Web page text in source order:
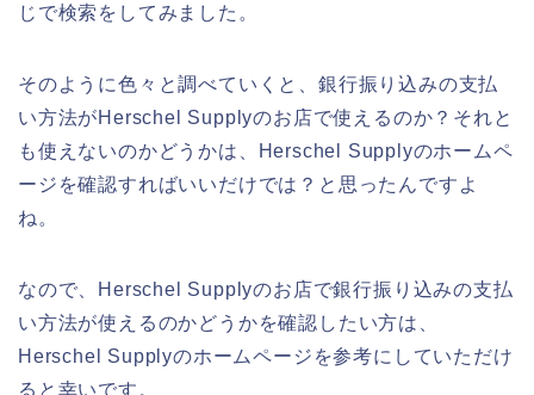
じで検索をしてみました。
そのように色々と調べていくと、銀行振り込みの支払
い方法がHerschel Supplyのお店で使えるのか？それと
も使えないのかどうかは、Herschel Supplyのホームペ
ージを確認すればいいだけでは？と思ったんですよ
ね。
なので、Herschel Supplyのお店で銀行振り込みの支払
い方法が使えるのかどうかを確認したい方は、
Herschel Supplyのホームページを参考にしていただけ
ると幸いです。